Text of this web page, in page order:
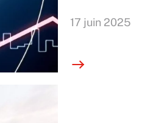
17 juin 2025